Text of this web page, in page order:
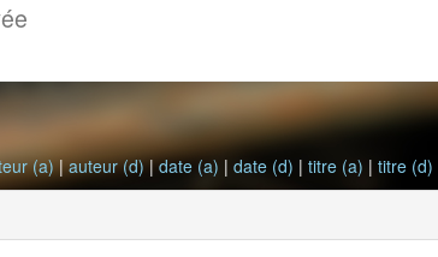
(a)|auteur (d)|date (a) |date (d) |titre (a) |titre (d)